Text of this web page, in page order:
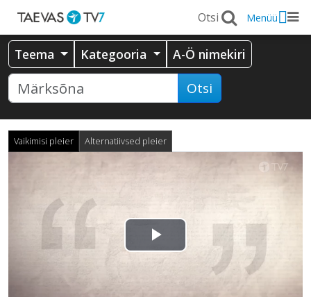
Menüü
Teema Kategooria A-Ö nimekiri
Otsi
Vaikimisi pleier Alternatiivsed pleier
Esita
video